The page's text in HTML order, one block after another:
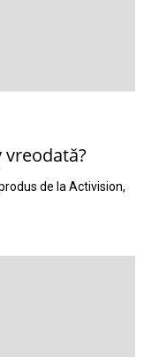
de la Activision,